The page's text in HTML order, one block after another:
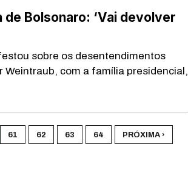
Bolsonaro: ‘Vai devolver
sobre os desentendimentos
com a família presidencial,
61 62 63 64 PRÓXIMA ›